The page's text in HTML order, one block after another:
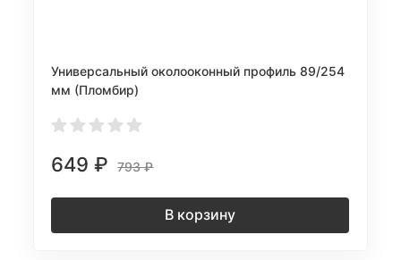
Универсальный околооконный профиль 89/254
мм (Пломбир)
649₽ 793₽
В корзину